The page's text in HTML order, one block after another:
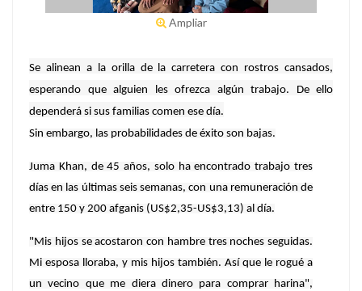
Ampliar
Se alinean a la orilla de la carretera con rostros cansados,
esperando que alguien les ofrezca algún trabajo. De ello
dependerá si sus familias comen ese día.
Sin embargo, las probabilidades de éxito son bajas.
Juma Khan, de 45 años, solo ha encontrado trabajo tres
días en las últimas seis semanas, con una remuneración de
entre 150 y 200 afganis (US$2,35-US$3,13) al día.
"Mis hijos se acostaron con hambre tres noches seguidas.
Mi esposa lloraba, y mis hijos también. Así que le rogué a
un vecino que me diera dinero para comprar harina",